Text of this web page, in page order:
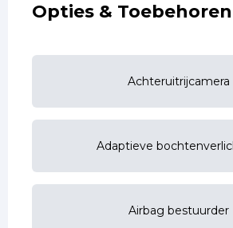
Opties & Toebehoren
Achteruitrijcamera
Adaptieve
Airbag bestuurder